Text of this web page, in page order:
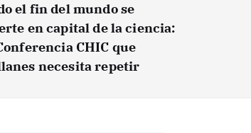
el fin del mundo se
en capital de la ciencia:
CHIC que
necesita repetir